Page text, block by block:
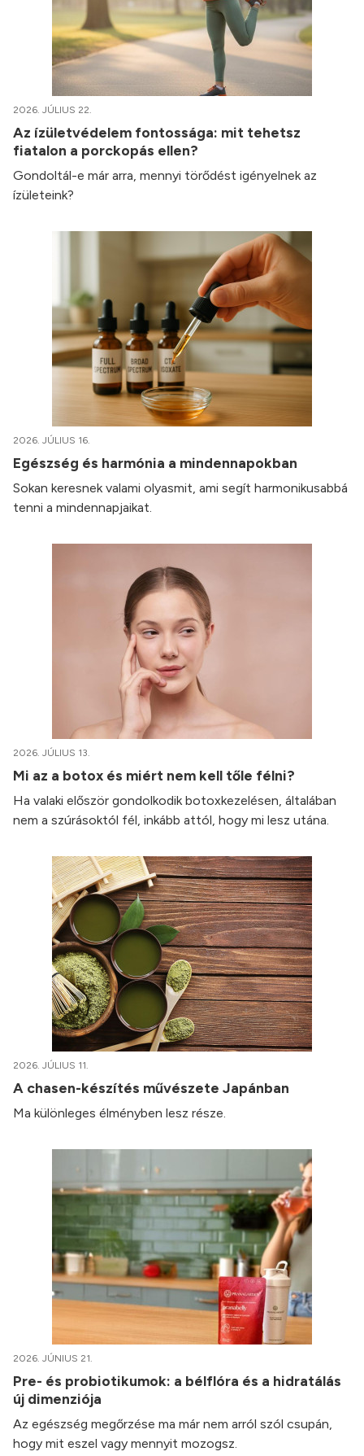
2026. JÚLIUS 22.
Az ízületvédelem fontossága: mit tehetsz
fiatalon a porckopás ellen?
Gondoltál-e már arra, mennyi törődést igényelnek az
ízületeink?
2026. JÚLIUS 16.
Egészség és harmónia a mindennapokban
Sokan keresnek valami olyasmit, ami segít harmonikusabbá
tenni a mindennapjaikat.
2026. JÚLIUS 13.
Mi az a botox és miért nem kell tőle félni?
Ha valaki először gondolkodik botoxkezelésen, általában
nem a szúrásoktól fél, inkább attól, hogy mi lesz utána.
2026. JÚLIUS 11.
A chasen-készítés művészete Japánban
Ma különleges élményben lesz része.
2026. JÚNIUS 21.
Pre- és probiotikumok: a bélflóra és a hidratálás
új dimenziója
Az egészség megőrzése ma már nem arról szól csupán,
hogy mit eszel vagy mennyit mozogsz.